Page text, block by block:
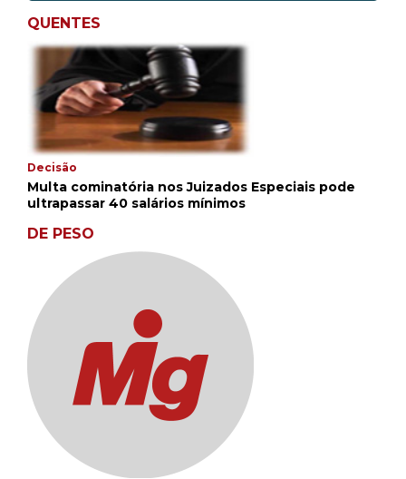
QUENTES
Decisão
Multa cominatória nos Juizados Especiais pode
ultrapassar 40 salários mínimos
DE PESO